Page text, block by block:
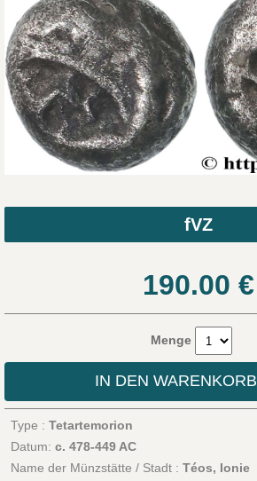
fVZ
190.00 €
Menge
IN DEN WARENKORB
Type : Tetartemorion
Datum: c. 478-449 AC
Name der Münzstätte / Stadt : Téos, Ionie